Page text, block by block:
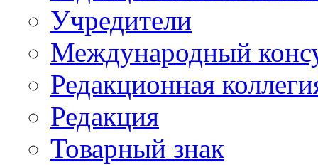
Учредители
Международный
Редакционная
Редакция
Товарный знак